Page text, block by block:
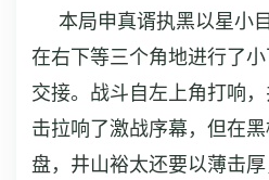
本局申真谞执黑以星小
在右下等三个角地进行了
交接。战斗自左上角打响，
击拉响了激战序幕，但在
盘，井山裕太还要以薄击